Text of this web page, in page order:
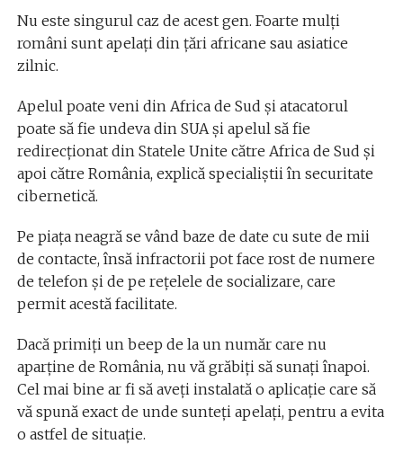
Nu este singurul caz de acest gen. Foarte mulți
români sunt apelați din țări africane sau asiatice
zilnic.
Apelul poate veni din Africa de Sud şi atacatorul
poate să fie undeva din SUA şi apelul să fie
redirecţionat din Statele Unite către Africa de Sud şi
apoi către România, explică specialiștii în securitate
cibernetică.
Pe piaţa neagră se vând baze de date cu sute de mii
de contacte, însă infractorii pot face rost de numere
de telefon și de pe rețelele de socializare, care
permit acestă facilitate.
Dacă primiți un beep de la un număr care nu
aparține de România, nu vă grăbiți să sunați înapoi.
Cel mai bine ar fi să aveți instalată o aplicație care să
vă spună exact de unde sunteți apelați, pentru a evita
o astfel de situație.